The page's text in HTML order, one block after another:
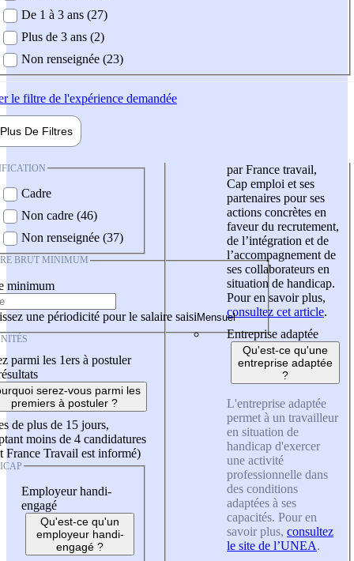
De 1 à 3 ans (27)
Plus de 3 ans (2)
Non renseignée (23)
le filtre de l'expérience demandée
Plus De Filtres
Cadre
Non cadre (46)
Non renseignée (37)
BRUT MINIMUM
minimum
une périodicité pour le salaire saisi
parmi les 1ers à postuler
serez-vous parmi les
premiers à postuler ?
de plus de 15 jours,
moins de 4 candidatures
France Travail est informé)
Employeur handi-
engagé
Qu'est-ce qu'un
employeur handi-
engagé ?
par France travail,
Cap emploi et ses
partenaires pour ses
actions concrètes en
faveur du recrutement,
de l’intégration et de
l’accompagnement de
ses collaborateurs en
situation de handicap.
Pour en savoir plus,
consultez cet article.
Entreprise adaptée
Qu'est-ce qu'une
entreprise adaptée
?
L'entreprise adaptée
permet à un travailleur
en situation de
handicap d'exercer
une activité
professionnelle dans
des conditions
adaptées à ses
capacités. Pour en
savoir plus, consultez
le site de l’UNEA.